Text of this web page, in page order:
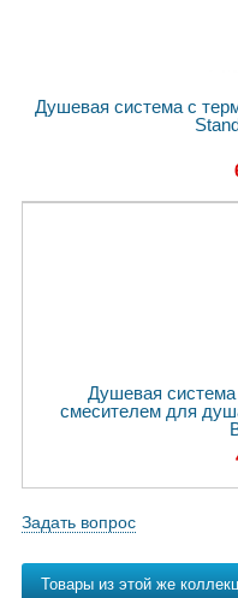
Душевая система с
Душевая
смесителем для
Задать вопрос
Товары из этой же